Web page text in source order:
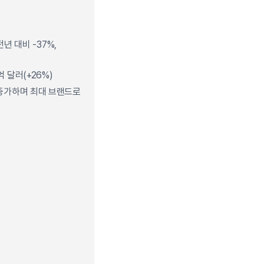
년 대비 -37%,
달러(+26%)
하며 최대 브랜드로